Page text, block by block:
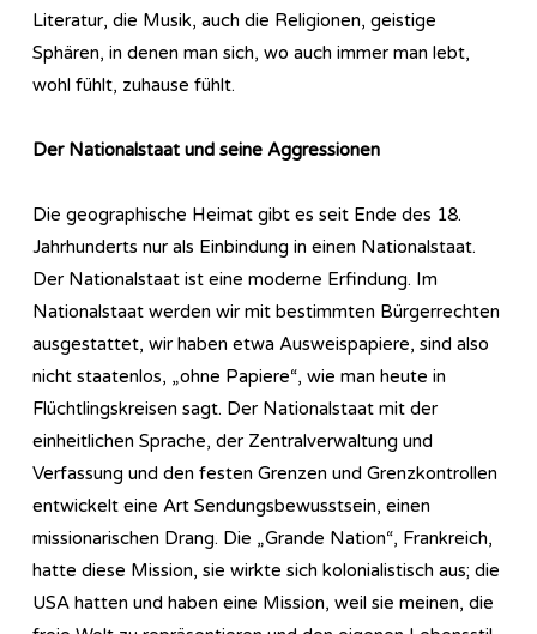
Literatur, die Musik, auch die Religionen, geistige
Sphären, in denen man sich, wo auch immer man lebt,
wohl fühlt, zuhause fühlt.
Der Nationalstaat und seine Aggressionen
Die geographische Heimat gibt es seit Ende des 18.
Jahrhunderts nur als Einbindung in einen Nationalstaat.
Der Nationalstaat ist eine moderne Erfindung. Im
Nationalstaat werden wir mit bestimmten Bürgerrechten
ausgestattet, wir haben etwa Ausweispapiere, sind also
nicht staatenlos, „ohne Papiere“, wie man heute in
Flüchtlingskreisen sagt. Der Nationalstaat mit der
einheitlichen Sprache, der Zentralverwaltung und
Verfassung und den festen Grenzen und Grenzkontrollen
entwickelt eine Art Sendungsbewusstsein, einen
missionarischen Drang. Die „Grande Nation“, Frankreich,
hatte diese Mission, sie wirkte sich kolonialistisch aus; die
USA hatten und haben eine Mission, weil sie meinen, die